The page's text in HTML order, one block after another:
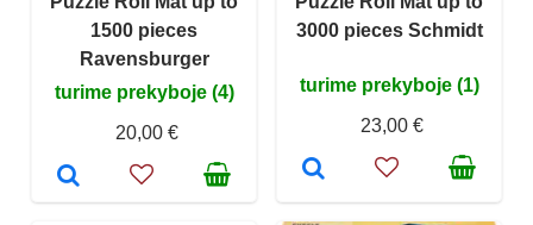
1500 pieces
Ravensburger
turime prekyboje (4)
20,00 €
3000 pieces Schmidt
turime prekyboje (1)
23,00 €